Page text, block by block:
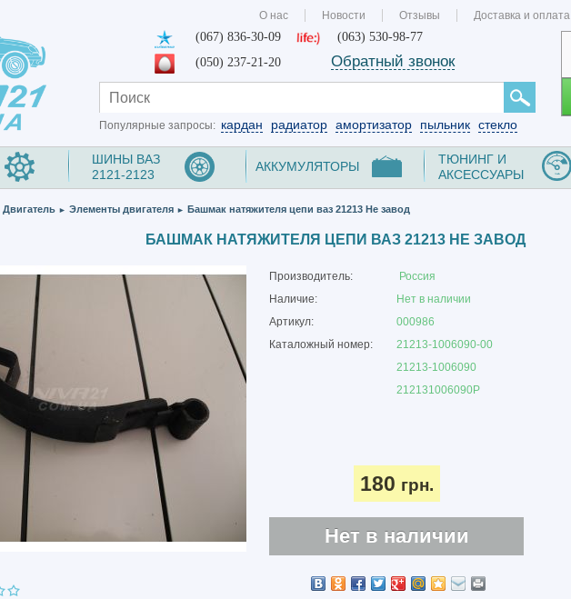
О нас Новости Отзывы Доставка и оплата
(067) 836-30-09
(063) 530-98-77
(050) 237-21-20
Обратный звонок
Популярные запросы: кардан радиатор амортизатор пыльник стекло
ШИНЫ ВАЗ
2121-2123
АККУМУЛЯТОРЫ
ТЮНИНГ И
АКСЕССУАРЫ
Двигатель ► Элементы двигателя ► Башмак натяжителя цепи ваз 21213 Не завод
БАШМАК НАТЯЖИТЕЛЯ ЦЕПИ ВАЗ 21213 НЕ ЗАВОД
Производитель:
Россия
Наличие:
Нет в наличии
Артикул:
000986
Каталожный номер:
21213-1006090-00
21213-1006090
212131006090Р
180 грн.
Нет в наличии